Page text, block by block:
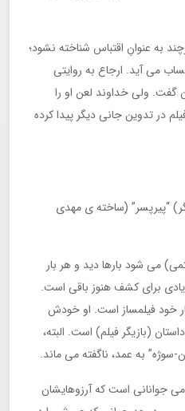
به عنوانِ اقتباس شناخته نشود؛
می آید. ارجاع به روایتی
گفت. ولی خداوند لعن او را
در تدوین جانی دیگر پیدا کرده
“پیرپسر” (ساخته ی مهدی
می شود بارها دید و هر بار
برای کشف هنوز باقی است.
خود فیلمساز است. او خودش
(بازیگر فیلم) است. البته،
سوژه” به عمد، ناگفته می ماند.
جوانانی است که آرزوهایشان